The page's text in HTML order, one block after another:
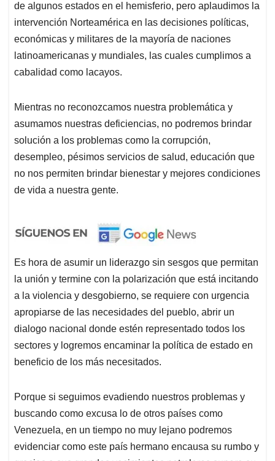
de algunos estados en el hemisferio, pero aplaudimos la
intervención Norteamérica en las decisiones políticas,
económicas y militares de la mayoría de naciones
latinoamericanas y mundiales, las cuales cumplimos a
cabalidad como lacayos.
Mientras no reconozcamos nuestra problemática y
asumamos nuestras deficiencias, no podremos brindar
solución a los problemas como la corrupción,
desempleo, pésimos servicios de salud, educación que
no nos permiten brindar bienestar y mejores condiciones
de vida a nuestra gente.
Es hora de asumir un liderazgo sin sesgos que permitan
la unión y termine con la polarización que está incitando
a la violencia y desgobierno, se requiere con urgencia
apropiarse de las necesidades del pueblo, abrir un
dialogo nacional donde estén representado todos los
sectores y logremos encaminar la política de estado en
beneficio de los más necesitados.
Porque si seguimos evadiendo nuestros problemas y
buscando como excusa lo de otros países como
Venezuela, en un tiempo no muy lejano podremos
evidenciar como este país hermano encausa su rumbo y